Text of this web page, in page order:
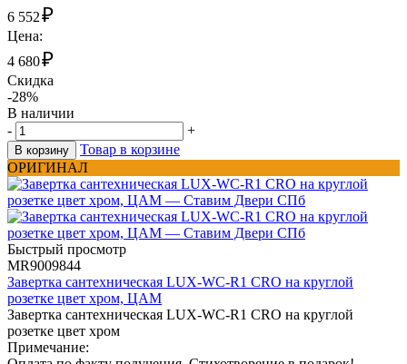
6 552₽
Цена:
4 680₽
Скидка
-28%
В наличии
-
+
В корзину
Товар в корзине
ОРИГИНАЛ
Быстрый просмотр
MR9009844
Завертка сантехническая LUX-WC-R1 CRO на круглой
розетке цвет хром, ЦАМ
Завертка сантехническая LUX-WC-R1 CRO на круглой
розетке цвет хром
Примечание: